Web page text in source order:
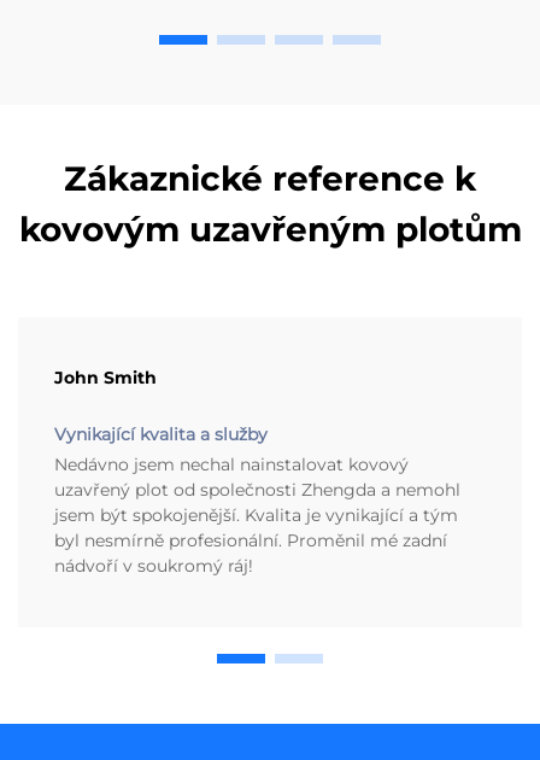
Zákaznické reference k
kovovým uzavřeným plotům
John Smith
Vynikající kvalita a služby
Nedávno jsem nechal nainstalovat kovový
uzavřený plot od společnosti Zhengda a nemohl
jsem být spokojenější. Kvalita je vynikající a tým
byl nesmírně profesionální. Proměnil mé zadní
nádvoří v soukromý ráj!